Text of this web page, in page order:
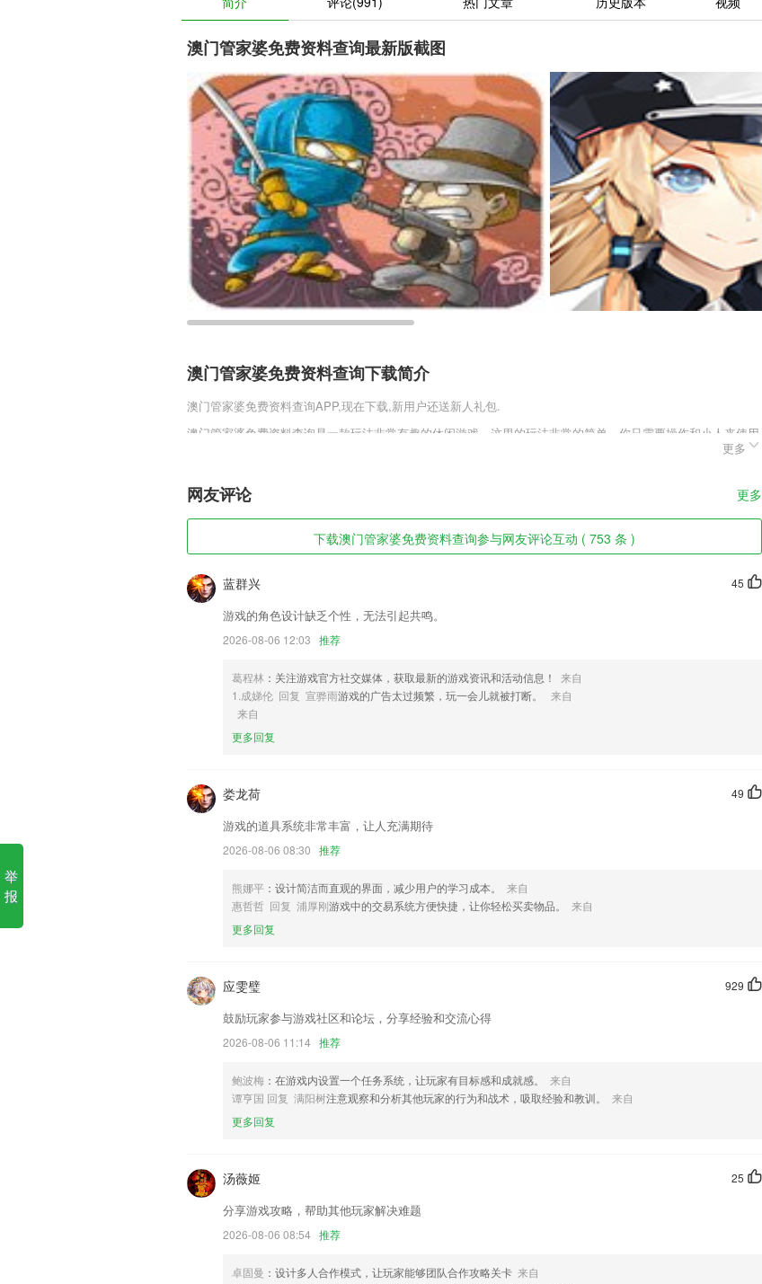
澳门管家婆免费资料查询最新版截图
澳门管家婆免费资料查询下载简介
澳门管家婆免费资料查询APP,现在下载,新用户还送新人礼包.
澳门管家婆免费资料查询是一款玩法非常有趣的休闲游戏，这里的玩法非常的简单，你只需要操作和小人来使用
弓箭进行射击即可，你需要不断的攻击前来袭击的敌人，保卫自己的城堡，坚持的时间越长获得的积分也就越
澳门管家婆免费资料查询软件特色
2,每次的学习进度可以自动的保存记录，下次可以继续这个进度接收企业的学习任务；
3,卖家段位一目了然，倾听来自真实大卖的意见
4,免费开启的网盘工具，带来超多存储空间；
5,明星老板、企业高管5000余万人，天眼定位，无处逃。
澳门管家婆免费资料查询软件优势
1.每个假名都配有关联词语，每个词语都有配图，真人朗读发音，让你学习不枯燥。
2.翻译质量更优，英文发音更地道。
4.在线查看带来的知识点讲解内容，同步学习考点知识。
5.软件使用全程自主操作的封闭系统，检测过程无人工干预，过程严谨，后台采用RSA安全加密技术，不会泄露
文档信息，保护论文安全。
澳门管家婆免费资料查询更新了什么?
【老用户专享，分享赢好礼】老用户邀请好友可获得精选书籍免费看活动，还可邀请好友获得奖励。
邀请新人有好礼相送，礼品由你选！
设置实验模式 增加 调试模式,若无记录请打开调试模式后采集log 发我排查.
开发商：福清市龙田点点看网络技术工作室
联系我们
以上就是澳门管家婆免费资料查询的介绍，如果您喜欢这款软件，您可以到应用商店进行打分评论，说出您的使
用经历，以帮助我们更好的对产品进行优化修改。
更多
网友评论 更多
下载澳门管家婆免费资料查询参与网友评论互动 ( 753 条 )
45
蓝群兴
游戏的角色设计缺乏个性，无法引起共鸣。
2026-08-06 12:03 推荐
葛程林 ：关注游戏官方社交媒体，获取最新的游戏资讯和活动信息！
来自
1.成娣伦 回复 宣骅雨游戏的广告太过频繁，玩一会儿就被打断。
来自
来自
更多回复
49
娄龙荷
游戏的道具系统非常丰富，让人充满期待
2026-08-06 08:30 推荐
熊娜平 ：设计简洁而直观的界面，减少用户的学习成本。
来自
惠哲哲 回复 浦厚刚游戏中的交易系统方便快捷，让你轻松买卖物品。
来自
更多回复
929
应雯璧
鼓励玩家参与游戏社区和论坛，分享经验和交流心得
2026-08-06 11:14 推荐
鲍波梅 ：在游戏内设置一个任务系统，让玩家有目标感和成就感。
来自
谭亨国 回复 满阳树注意观察和分析其他玩家的行为和战术，吸取经验和教训。
来自
更多回复
25
汤薇姬
分享游戏攻略，帮助其他玩家解决难题
2026-08-06 08:54 推荐
卓固曼 ：设计多人合作模式，让玩家能够团队合作攻略关卡 来自
举
报